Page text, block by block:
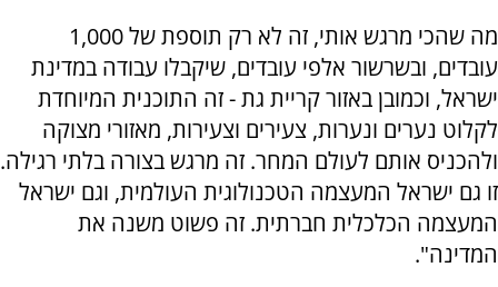
מה שהכי מרגש אותי, זה לא רק תוספת של 1,000
עובדים, ובשרשור אלפי עובדים, שיקבלו עבודה במדינת
ישראל, וכמובן באזור קריית גת - זה התוכנית המיוחדת
לקלוט נערים ונערות, צעירים וצעירות, מאזורי מצוקה
ולהכניס אותם לעולם המחר. זה מרגש בצורה בלתי רגילה.
זו גם ישראל המעצמה הטכנולוגית העולמית, וגם ישראל
המעצמה הכלכלית חברתית. זה פשוט משנה את
המדינה".